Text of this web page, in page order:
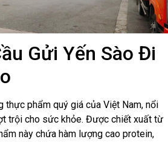
Gửi Yến Sào Đi
thực phẩm quý giá của Việt Nam, nổi
trội cho sức khỏe. Được chiết xuất từ
này chứa hàm lượng cao protein,